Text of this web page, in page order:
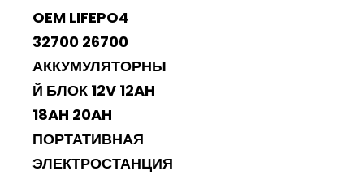
по
записям
ЗАПИСЬ
OEM LIFEPO4
32700 26700
АККУМУЛЯТОРНЫ
Й БЛОК 12V 12AH
18AH 20AH
ПОРТАТИВНАЯ
ЭЛЕКТРОСТАНЦИЯ